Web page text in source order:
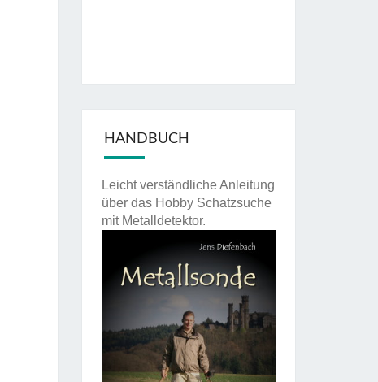
HANDBUCH
Leicht verständliche Anleitung
über das Hobby Schatzsuche
mit Metalldetektor.